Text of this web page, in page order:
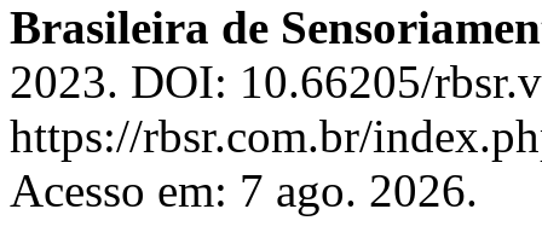
Brasileira de
2023. DOI: 10.66205/
https://rbsr.com.br/
Acesso em: 7 ago. 2026.